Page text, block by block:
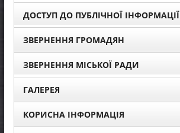
ДОСТУП ДО ПУБЛІЧНОЇ ІНФОРМАЦІЇ
ЗВЕРНЕННЯ ГРОМАДЯН
ЗВЕРНЕННЯ МІСЬКОЇ РАДИ
ГАЛЕРЕЯ
КОРИСНА ІНФОРМАЦІЯ